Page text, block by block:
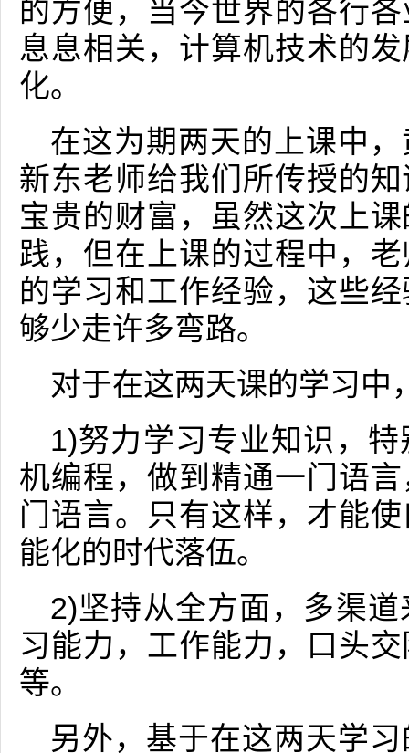
的方便，当今世界的各行
息息相关，计算机技术的
化。
在这为期两天的上课中
新东老师给我们所传授的
宝贵的财富，虽然这次上
践，但在上课的过程中，
的学习和工作经验，这些
够少走许多弯路。
对于在这两天课的学习中
1)努力学习专业知识，
机编程，做到精通一门语
门语言。只有这样，才能
能化的时代落伍。
2)坚持从全方面，多渠
习能力，工作能力，口头
等。
另外，基于在这两天学